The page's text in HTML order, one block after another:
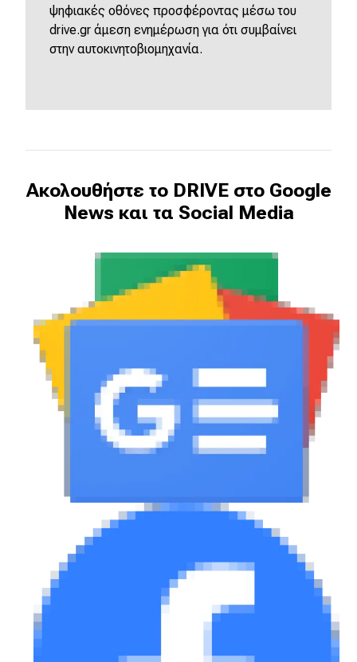
ψηφιακές οθόνες προσφέροντας μέσω του
drive.gr άμεση ενημέρωση για ότι συμβαίνει
στην αυτοκινητοβιομηχανία.
Ακολουθήστε το DRIVE στο Google
News και τα Social Media